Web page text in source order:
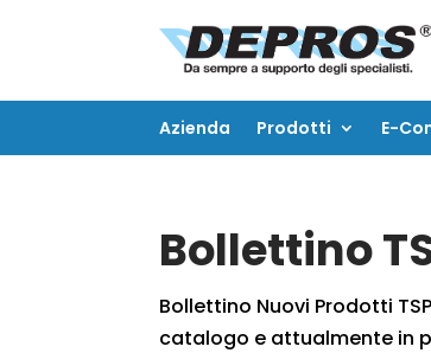
Azienda Prodotti E-
Azienda Prodotti E-
Bollettino
Bollettino Nuovi Prodotti
catalogo e attualmente in